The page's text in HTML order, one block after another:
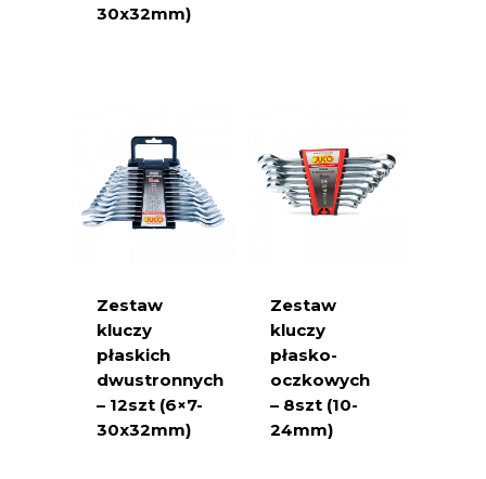
30x32mm)
Zestaw
kluczy
płaskich
dwustronnych
– 12szt (6×7-
30x32mm)
Zestaw
kluczy
płasko-
oczkowych
– 8szt (10-
24mm)